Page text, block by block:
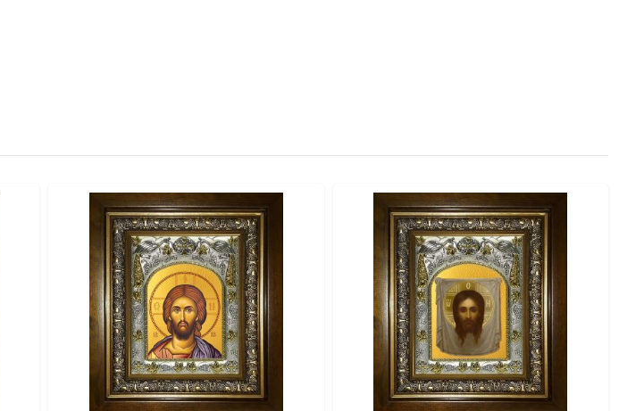
подчеркивает его эксклюзивность и ценность.
для доступа к иконе.
общий благородный вид.